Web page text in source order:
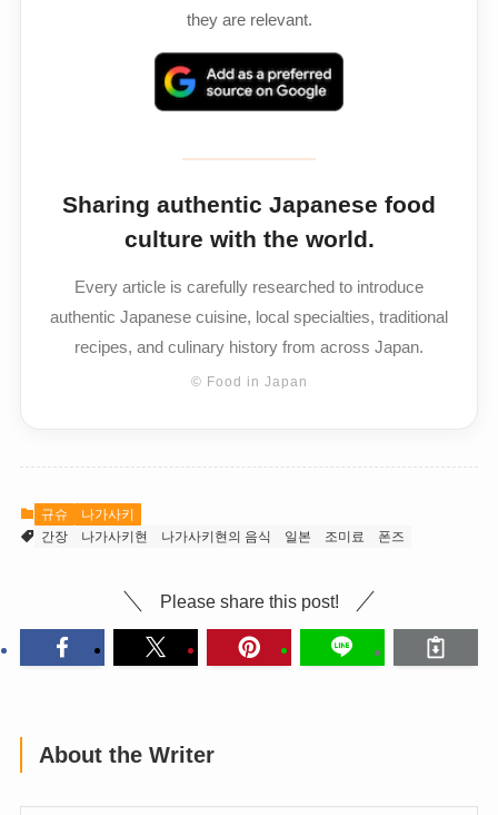
they are relevant.
Sharing authentic Japanese food
culture with the world.
Every article is carefully researched to introduce
authentic Japanese cuisine, local specialties, traditional
recipes, and culinary history from across Japan.
© Food in Japan
규슈
나가사키
간장
나가사키현 나가사키현의 음식 일본 조미료 폰즈
Please share this post!
About the Writer